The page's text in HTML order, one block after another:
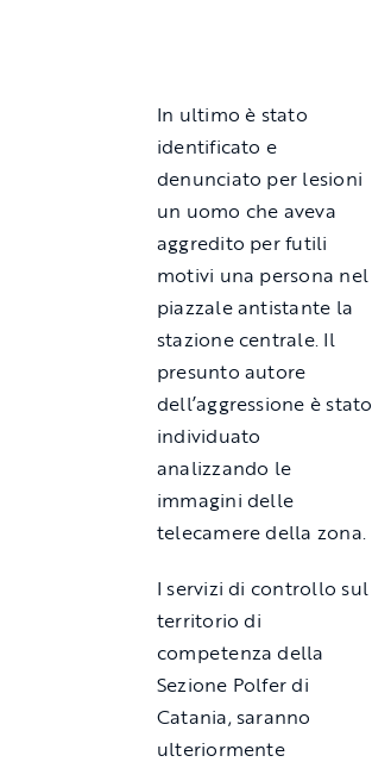
In ultimo è stato
identificato e
denunciato per lesioni
un uomo che aveva
aggredito per futili
motivi una persona nel
piazzale antistante la
stazione centrale. Il
presunto autore
dell’aggressione è stato
individuato
analizzando le
immagini delle
telecamere della zona.
I servizi di controllo sul
territorio di
competenza della
Sezione Polfer di
Catania, saranno
ulteriormente